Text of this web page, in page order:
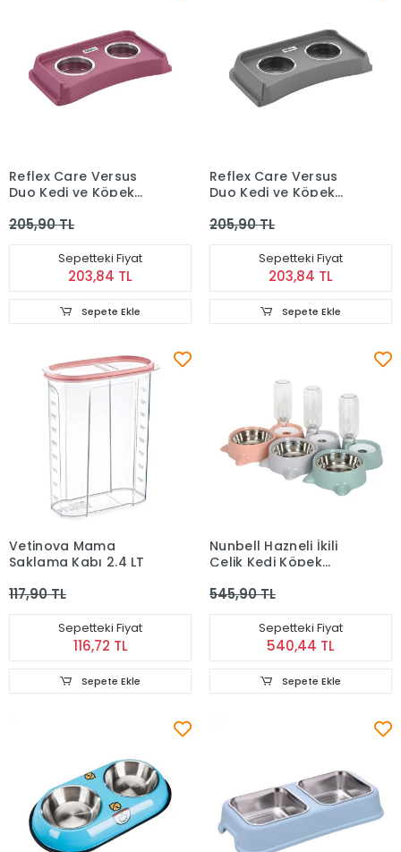
Reflex Care Versus
Duo Kedi ve Köpek
205,90 TL
Sepetteki Fiyat
203,84 TL
Sepete Ekle
Reflex Care Versus
Duo Kedi ve Köpek
205,90 TL
Sepetteki Fiyat
203,84 TL
Sepete Ekle
Vetinova Mama
Saklama Kabı 2.4 LT
117,90 TL
Sepetteki Fiyat
116,72 TL
Sepete Ekle
Nunbell Hazneli İkili
Çelik Kedi Köpek
ml
545,90 TL
Sepetteki Fiyat
540,44 TL
Sepete Ekle